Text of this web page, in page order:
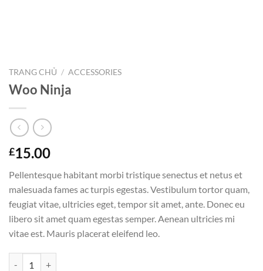
TRANG CHỦ / ACCESSORIES
Woo Ninja
£15.00
Pellentesque habitant morbi tristique senectus et netus et
malesuada fames ac turpis egestas. Vestibulum tortor quam,
feugiat vitae, ultricies eget, tempor sit amet, ante. Donec eu
libero sit amet quam egestas semper. Aenean ultricies mi
vitae est. Mauris placerat eleifend leo.